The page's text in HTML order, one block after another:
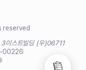
reserved
3이스트빌딩 (우)06711
00226